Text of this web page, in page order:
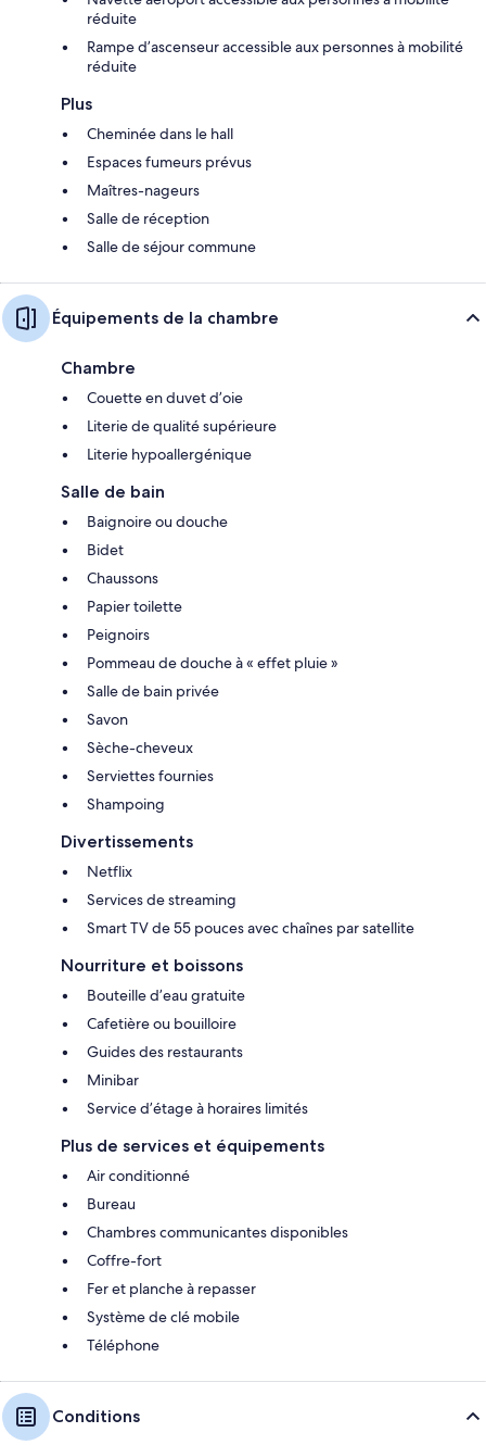
réduite
Rampe d’ascenseur accessible aux personnes à mobilité
réduite
Plus
Cheminée dans le hall
Espaces fumeurs prévus
Maîtres-nageurs
Salle de réception
Salle de séjour commune
Équipements de la chambre
Chambre
Couette en duvet d’oie
Literie de qualité supérieure
Literie hypoallergénique
Salle de bain
Baignoire ou douche
Bidet
Chaussons
Papier toilette
Peignoirs
Pommeau de douche à « effet pluie »
Salle de bain privée
Savon
Sèche-cheveux
Serviettes fournies
Shampoing
Divertissements
Netflix
Services de streaming
Smart TV de 55 pouces avec chaînes par satellite
Nourriture et boissons
Bouteille d’eau gratuite
Cafetière ou bouilloire
Guides des restaurants
Minibar
Service d’étage à horaires limités
Plus de services et équipements
Air conditionné
Bureau
Chambres communicantes disponibles
Coffre-fort
Fer et planche à repasser
Système de clé mobile
Téléphone
Conditions